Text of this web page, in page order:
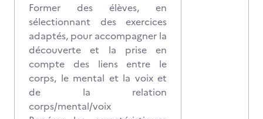
Former des élèves, en
sélectionnant des exercices
adaptés, pour accompagner la
découverte et la prise en
compte des liens entre le
corps, le mental et la voix et
de la relation
corps/mental/voix